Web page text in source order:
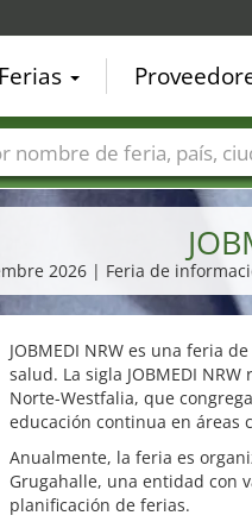
2026 | Feria de
JOBMEDI NRW es una feria
salud. La sigla JOBMEDI
Norte-Westfalia, que
educación continua en áreas
Anualmente, la feria es
Grugahalle, una entidad con
planificación de ferias.
Ferias
ferias Países Ciudades